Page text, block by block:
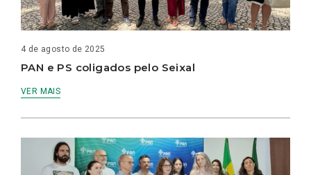
4 de agosto de 2025
PAN e PS coligados pelo Seixal
VER MAIS